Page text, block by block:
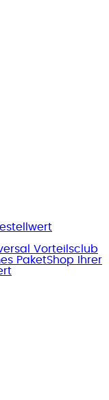
Vorteilsclub
PaketShop Ihrer